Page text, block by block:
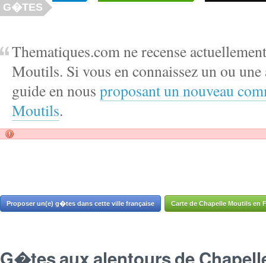
G�TES
Thematiques.com ne recense
Moutils. Si vous en connaissez un ou
guide en nous proposant un nouveau
Moutils.
Proposer un(e) g�tes dans cette ville française Carte de Chapelle Moutils en